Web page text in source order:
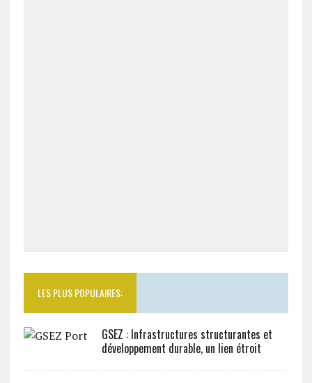
LES PLUS POPULAIRES:
GSEZ : Infrastructures structurantes et
développement durable, un lien étroit